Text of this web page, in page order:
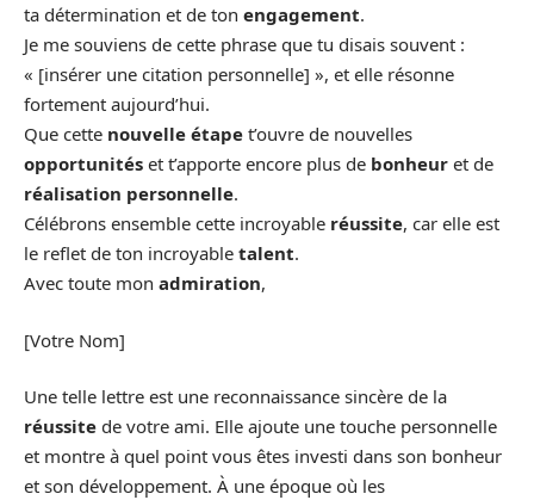
ta détermination et de ton engagement.
Je me souviens de cette phrase que tu disais souvent :
« [insérer une citation personnelle] », et elle résonne
fortement aujourd’hui.
Que cette nouvelle étape t’ouvre de nouvelles
opportunités et t’apporte encore plus de bonheur et de
réalisation personnelle.
Célébrons ensemble cette incroyable réussite, car elle est
le reflet de ton incroyable talent.
Avec toute mon admiration,
[Votre Nom]
Une telle lettre est une reconnaissance sincère de la
réussite de votre ami. Elle ajoute une touche personnelle
et montre à quel point vous êtes investi dans son bonheur
et son développement. À une époque où les